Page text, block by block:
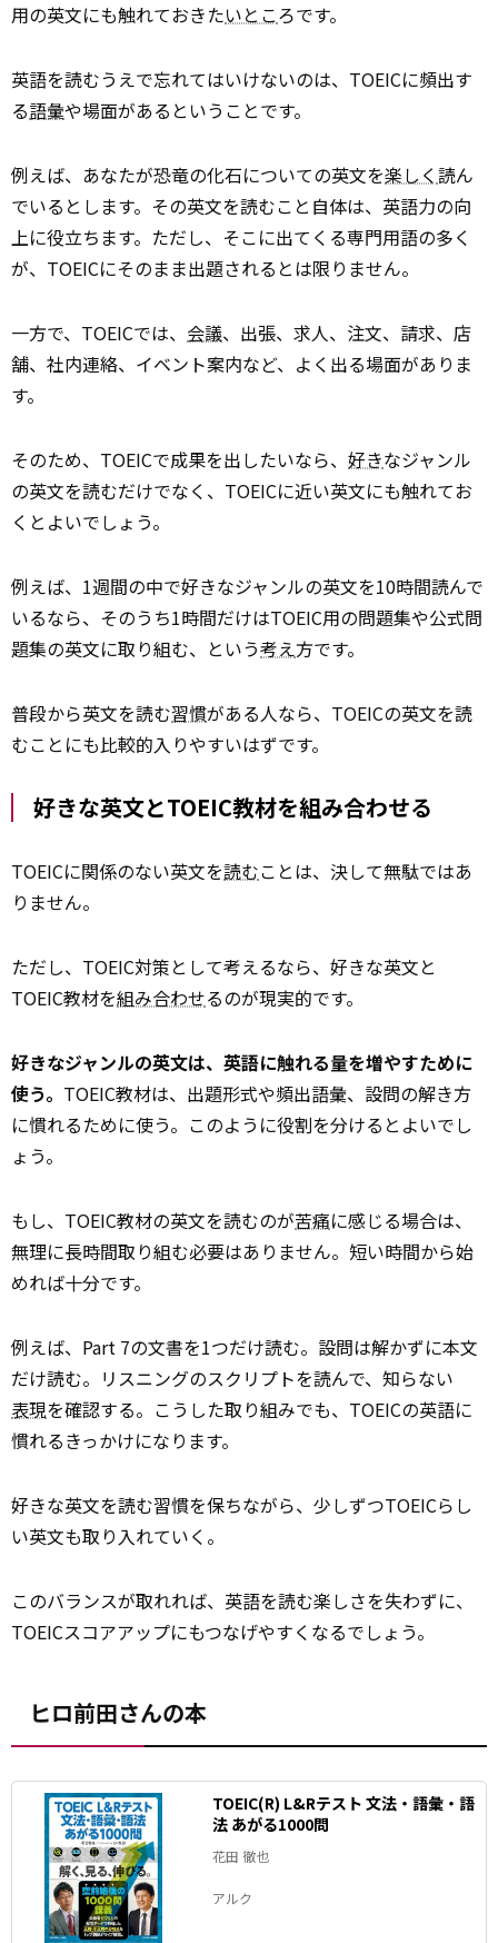
用の英文にも触れておきたいところです。
英語を読むうえで忘れてはいけないのは、TOEICに頻出す
る語彙や場面があるということです。
例えば、あなたが恐竜の化石についての英文を楽しく読ん
でいるとします。その英文を読むこと自体は、英語力の向
上に役立ちます。ただし、そこに出てくる専門用語の多く
が、TOEICにそのまま出題されるとは限りません。
一方で、TOEICでは、 会議、出張、求人、注文、請求、店
舗、社内連絡、イベント案内など、よく出る場面がありま
す。
そのため、TOEICで成果を出したいなら、 好きなジャンル
の英文を読むだけでなく、TOEICに近い英文にも触れてお
くとよいでしょう。
例えば、1週間の中で好きなジャンルの英文を10時間読んで
いるなら、そのうち1時間だけはTOEIC用の問題集や公式問
題集の英文に取り組む、という考え方です。
普段から英文を読む習慣がある人なら、TOEICの英文を読
むことにも比較的入りやすいはずです。
好きな英文とTOEIC教材を組み合わせる
TOEICに関係のない英文を読むことは、決して無駄ではあ
りません。
ただし、TOEIC対策として考えるなら、好きな英文と
TOEIC教材を組み合わせるのが現実的です。
好きなジャンルの英文は、英語に触れる量を増やすために
使う。 TOEIC教材は、出題形式や頻出語彙、設問の解き方
に慣れるために使う。このように役割を分けるとよいでし
ょう。
もし、TOEIC教材の英文を読むのが苦痛に感じる場合は、
無理に長時間取り組む必要はありません。短い時間から始
めれば十分です。
例えば、Part 7の文書を1つだけ読む。設問は解かずに本文
だけ読む。リスニングのスクリプトを読んで、知らない
表現を確認する。こうした取り組みでも、TOEICの英語に
慣れるきっかけになります。
好きな英文を読む習慣を保ちながら、少しずつTOEICらし
い英文も取り入れていく。
このバランスが取れれば、英語を読む楽しさを失わずに、
TOEICスコアアップにもつなげやすくなるでしょう。
ヒロ前田さんの本
TOEIC(R) L&Rテスト 文法・語彙・語
法 あがる1000問
花田 徹也
アルク